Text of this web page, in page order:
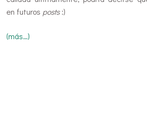
en futuros posts:)
(más…)